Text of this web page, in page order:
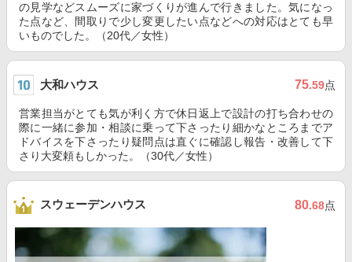
の見学などスムーズに家づくりが進んで行きました。気になっ
た点など、間取りで少し変更したい点などへの対応はとても早
いものでした。（20代／女性）
大和ハウス 75.59点
営業担当がとても気が利く方で休日返上で設計の打ち合わせの
際に一緒に参加・相談に乗って下さったり細かなところまでア
ドバイスを下さったり疑問点は直ぐに確認し報告・改善して下
さり大変頼もしかった。（30代／女性）
スウェーデンハウス 80.68点